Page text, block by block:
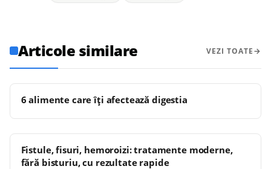
Articole similare VEZI TOATE
6 alimente care îți afectează digestia
Fistule, fisuri, hemoroizi: tratamente moderne,
fără bisturiu, cu rezultate rapide